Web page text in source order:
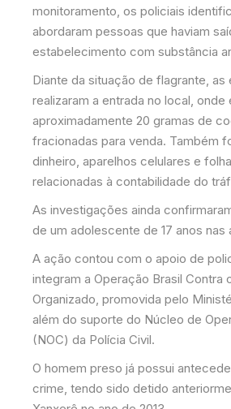
monitoramento, os policiais
abordaram pessoas que haviam
estabelecimento com substância
Diante da situação de flagrante, as
realizaram a entrada no local, onde
aproximadamente 20 gramas de
fracionadas para venda. Também
dinheiro, aparelhos celulares e
relacionadas à contabilidade do
As investigações ainda
de um adolescente de 17 anos nas
A ação contou com o apoio de
integram a Operação Brasil Contra
Organizado, promovida pelo
além do suporte do Núcleo de
(NOC) da Polícia Civil.
O homem preso já possui
crime, tendo sido detido